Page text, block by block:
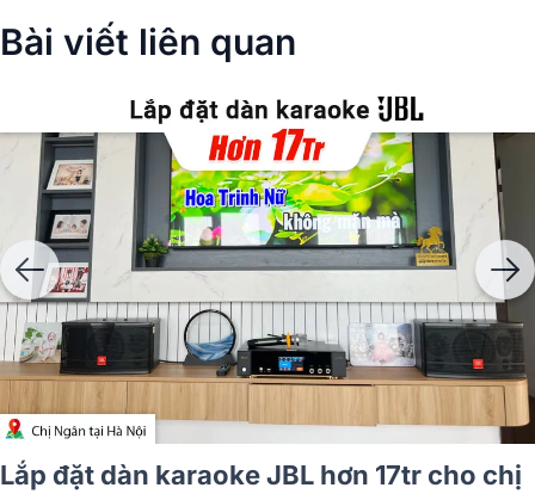
Bài viết liên quan
Lắp đặt dàn karaoke JBL hơn 17tr cho chị